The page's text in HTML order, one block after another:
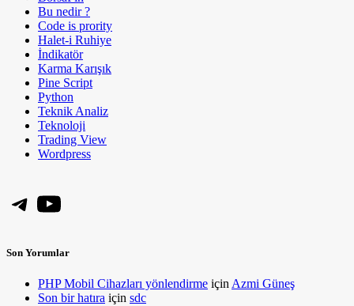
Bu nedir ?
Code is prority
Halet-i Ruhiye
İndikatör
Karma Karışık
Pine Script
Python
Teknik Analiz
Teknoloji
Trading View
Wordpress
Telegram
YouTube
Son Yorumlar
PHP Mobil Cihazları yönlendirme için Azmi Güneş
Son bir hatıra için sdc